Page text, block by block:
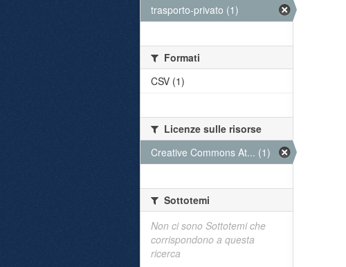
trasporto-privato (1)
Formati
CSV (1)
Licenze sulle risorse
Creative Commons At... (1)
Sottotemi
Non ci sono Sottotemi che
corrispondono a questa
ricerca